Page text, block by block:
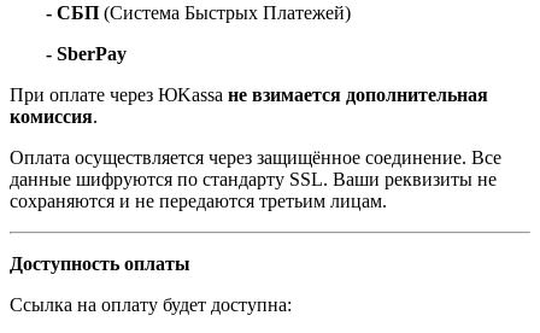
- СБП (Система Быстрых Платежей)
- SberPay
При оплате через ЮKassa не взимается дополнительная
комиссия.
Оплата осуществляется через защищённое соединение. Все
данные шифруются по стандарту SSL. Ваши реквизиты не
сохраняются и не передаются третьим лицам.
Доступность оплаты
Ссылка на оплату будет доступна: